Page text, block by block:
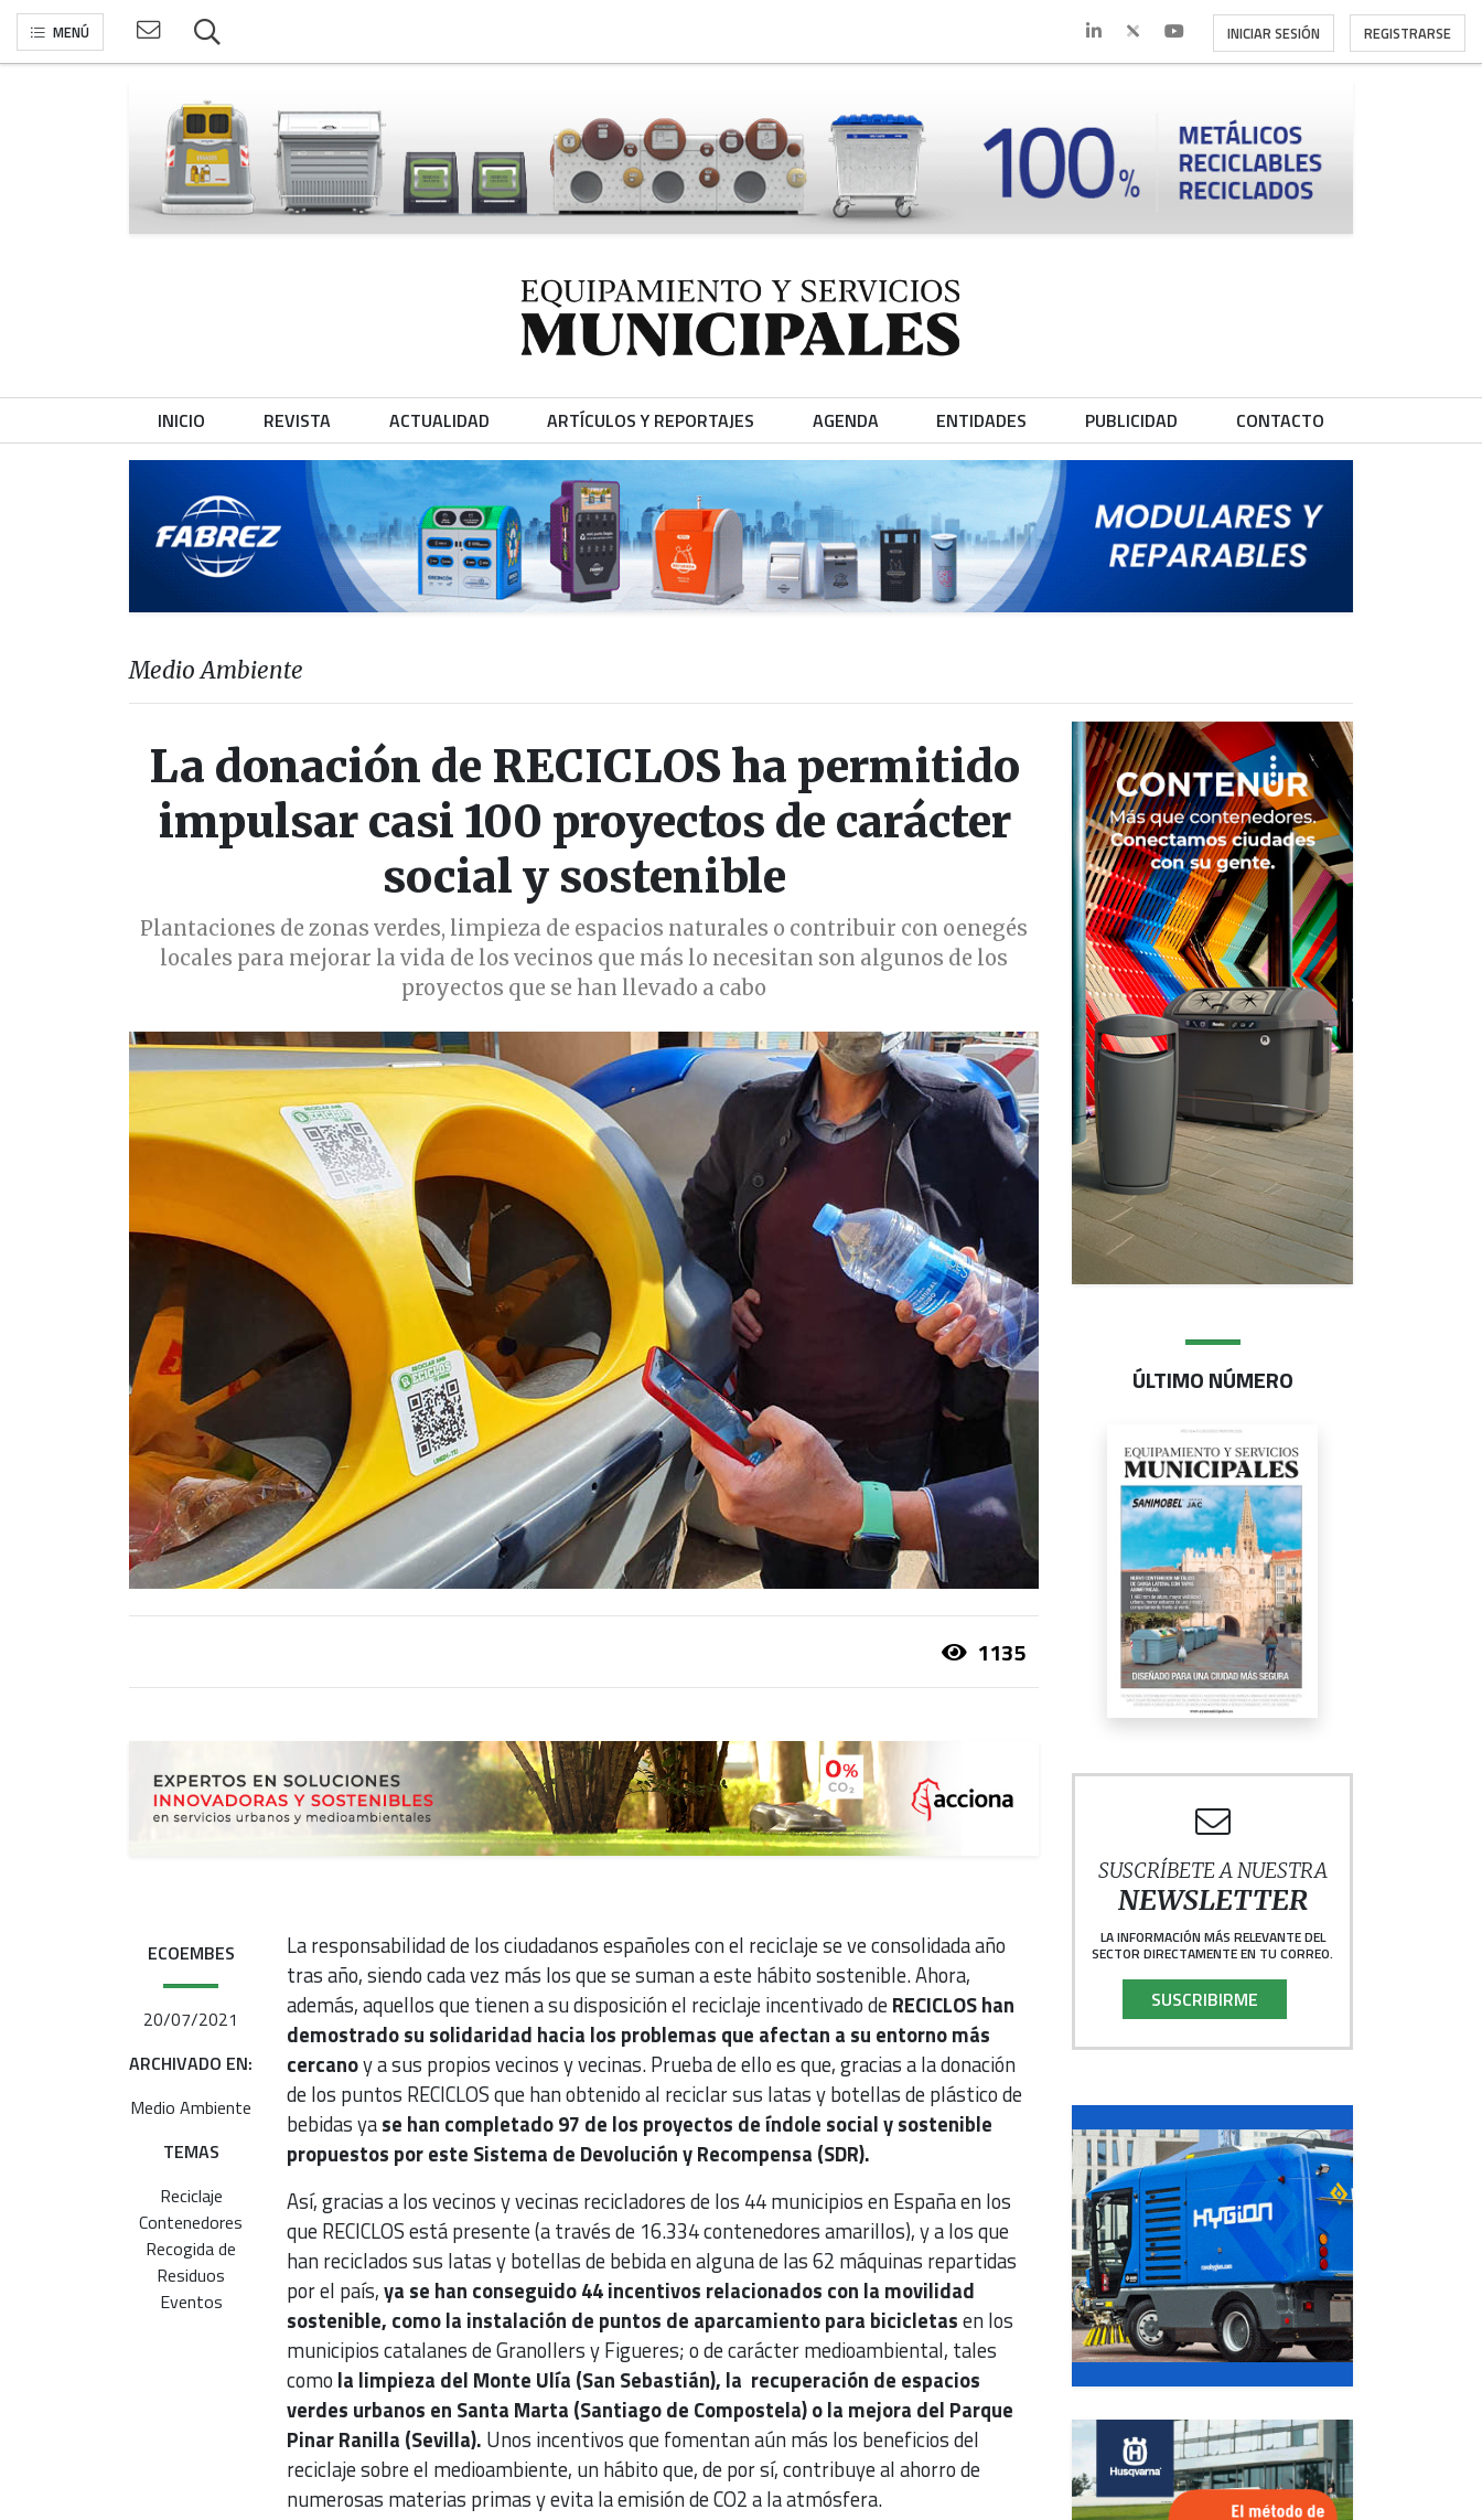
MENÚ INICIAR SESIÓN REGISTRARSE
INICIO REVISTA ACTUALIDAD ARTÍCULOS Y REPORTAJES AGENDA ENTIDADES PUBLICIDAD CONTACTO
Medio Ambiente
La donación de RECICLOS ha permitido
impulsar casi 100 proyectos de carácter
social y sostenible
Plantaciones de zonas verdes, limpieza de espacios naturales o contribuir con oenegés
locales para mejorar la vida de los vecinos que más lo necesitan son algunos de los
proyectos que se han llevado a cabo
1135
ECOEMBES
20/07/2021
ARCHIVADO EN:
Medio Ambiente
TEMAS
Reciclaje
Contenedores
Recogida de
Residuos
Eventos
La responsabilidad de los ciudadanos españoles con el reciclaje se ve consolidada año
tras año, siendo cada vez más los que se suman a este hábito sostenible. Ahora,
además, aquellos que tienen a su disposición el reciclaje incentivado deRECICLOS han
demostrado su solidaridad hacia los problemas que afectan a su entorno más
cercanoy a sus propios vecinos y vecinas. Prueba de ello es que, gracias a la donación
de los puntos RECICLOS que han obtenido al reciclar sus latas y botellas de plástico de
bebidas yase han completado 97 de los proyectos de índole social y sostenible
propuestos por este Sistema de Devolución y Recompensa (SDR).
Así, gracias a los vecinos y vecinas recicladores de los 44 municipios en España en los
que RECICLOS está presente (a través de 16.334 contenedores amarillos), y a los que
han reciclados sus latas y botellas de bebida en alguna de las 62 máquinas repartidas
por el país,ya se han conseguido 44 incentivos relacionados con la movilidad
sostenible, como la instalación de puntos de aparcamiento para bicicletasen los
municipios catalanes de Granollers y Figueres; o de carácter medioambiental, tales
como la limpieza del Monte Ulía (San Sebastián), la recuperación de espacios
verdes urbanos en Santa Marta (Santiago de Compostela) o la mejora del Parque
Pinar Ranilla (Sevilla). Unos incentivos que fomentan aún más los beneficios del
reciclaje sobre el medioambiente, un hábito que, de por sí, contribuye al ahorro de
numerosas materias primas y evita la emisión de CO2 a la atmósfera.
ÚLTIMO NÚMERO
SUSCRÍBETE A NUESTRA
NEWSLETTER
LA INFORMACIÓN MÁS RELEVANTE DEL
SECTOR DIRECTAMENTE EN TU CORREO.
SUSCRIBIRME